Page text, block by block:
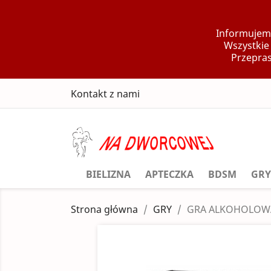
Kontakt z nami
BIELIZNA APTECZKA BDSM GRY
Strona główna GRY GRA